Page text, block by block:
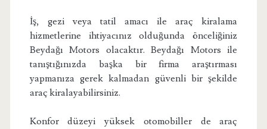
İş, gezi veya tatil amacı ile araç kiralama
hizmetlerine ihtiyacınız olduğunda önceliğiniz
Beydağı Motors olacaktır. Beydağı Motors ile
tanıştığınızda başka bir firma araştırması
yapmanıza gerek kalmadan güvenli bir şekilde
araç kiralayabilirsiniz.
Konfor düzeyi yüksek otomobiller de araç